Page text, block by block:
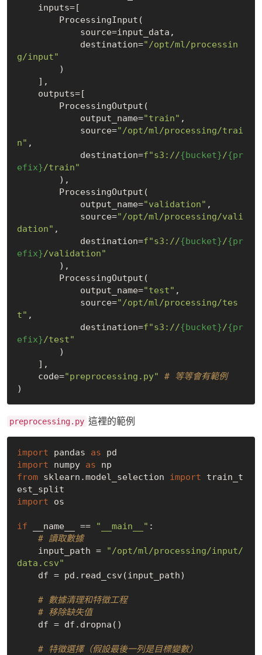
            destination=
"/opt/ml/processin
g/input"
            output_name=
"train" ,
            source=
"/opt/ml/processing/trai
n" ,
            destination=
f"s3://{bucket}/{pr
efix}/train"
            output_name=
"validation" ,
            source=
"/opt/ml/processing/vali
dation" ,
            destination=
f"s3://{bucket}/{pr
efix}/validation"
            output_name=
"test" ,
            source=
"/opt/ml/processing/tes
t" ,
            destination=
f"s3://{bucket}/{pr
efix}/test"
    code=
"preprocessing.py"
# 等等會有範例
preprocessing.py 這裡的範例
import pandas as
import numpy as
from sklearn.model_selection import train_t
import os
if __name__ == "__main__" :
# 讀取數據
    input_path =
"/opt/ml/processing/input/
data.csv"
# 數據清理和特徵工程
# 移除缺失值
# 特徵選擇（假設最後一列是目標變數）